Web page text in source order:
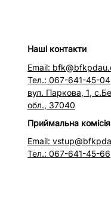
Наші контакти
Email:
Тел.: 067-641-45-04
вул. Паркова, 1,
обл., 37040
Приймальна комісія
Email:
Тел.: 067-641-45-66